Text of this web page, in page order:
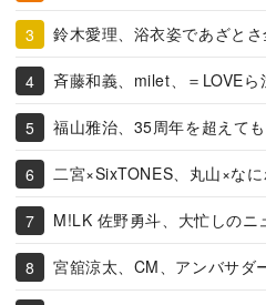
鈴木愛理、浴衣姿であざと
斉藤和義、milet、＝LOVEら
福山雅治、35周年を超えて
二宮×SixTONES、丸山×な
M!LK 佐野勇斗、大忙しのニ
宮舘涼太、CM、アンバサダ